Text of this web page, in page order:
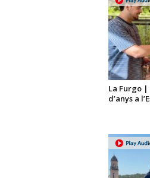
La Furgo |
d’anys a